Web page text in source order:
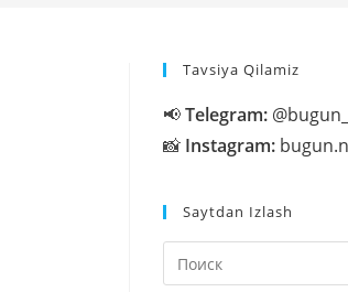
Tavsiya Qilamiz
📢Telegram:
📸 Instagram:
Saytdan Izlash